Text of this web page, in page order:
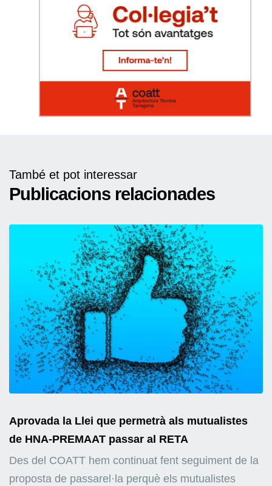
També et pot interessar
Publicacions relacionades
Aprovada la Llei que permetrà als mutualistes
de HNA-PREMAAT passar al RETA
Des del COATT hem continuat fent seguiment de la
proposta de passarel·la perquè els mutualistes